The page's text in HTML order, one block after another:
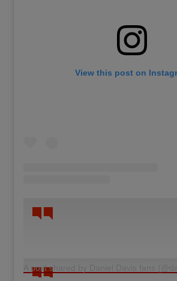
View this post on
A post shared by Daniel Davis fans